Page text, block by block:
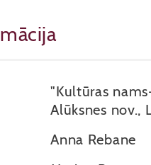
"Kultūras
Alūksnes nov.,
Anna Rebane